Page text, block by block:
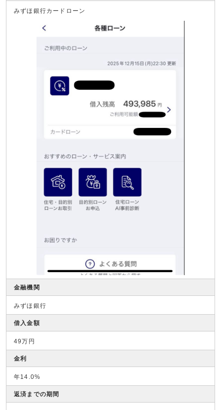
みずほ銀行カードローン
金融機関
みずほ銀行
借入金額
49万円
金利
年14.0%
返済までの期間